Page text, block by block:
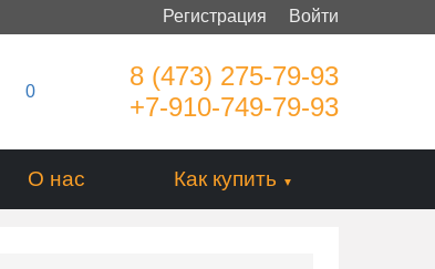
Войти
Регистрация
0
8 (473) 275-79-93
+7-910-749-79-93
О нас Как купить